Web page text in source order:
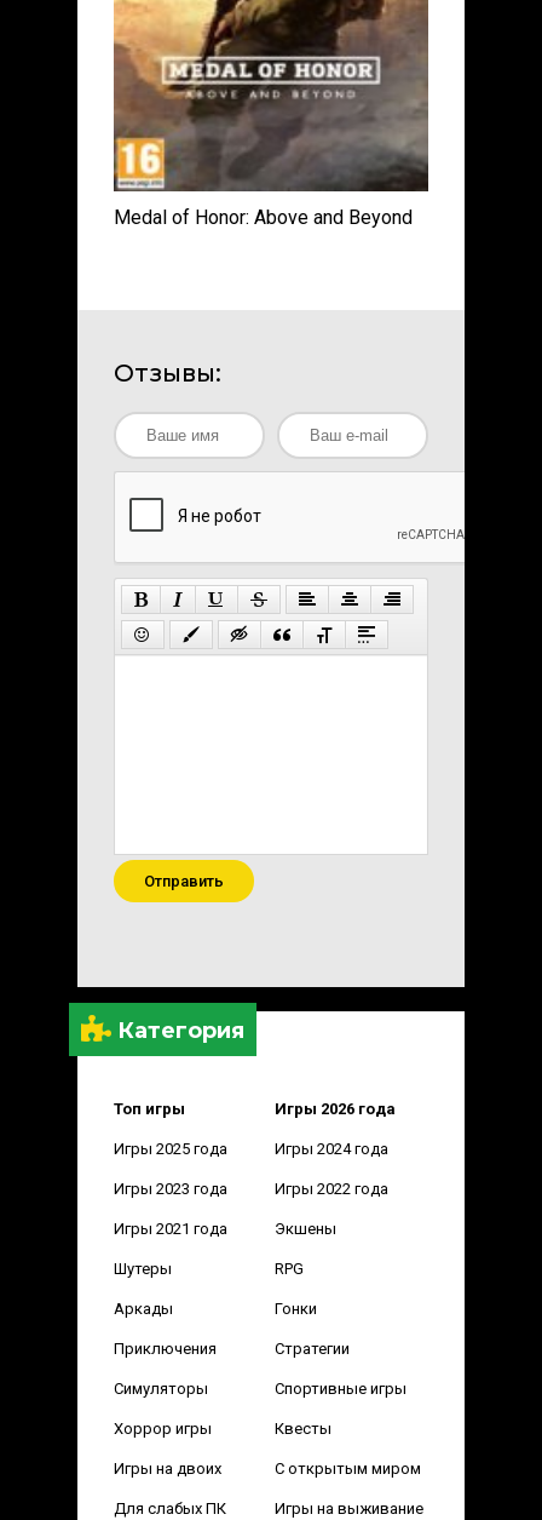
Категория
Топ игры Игры 2026 года
Игры 2025 года Игры 2024 года
Игры 2023 года Игры 2022 года
Игры 2021 года Экшены
Шутеры RPG
Аркады Гонки
Приключения Стратегии
Симуляторы Спортивные игры
Хоррор игры Квесты
Игры на двоих С открытым миром
Для слабых ПК Игры на выживание
Medal of Honor: Above and Beyond
Отзывы:
Отправить